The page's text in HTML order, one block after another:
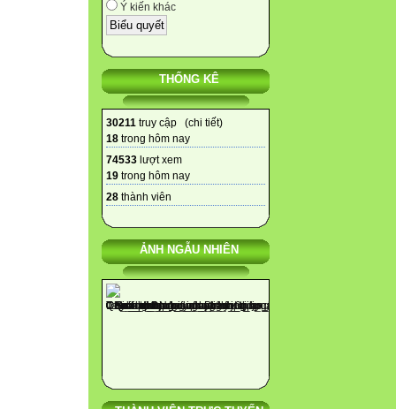
Ý kiến khác
THỐNG KÊ
30211 truy cập (chi tiết)
18 trong hôm nay
74533 lượt xem
19 trong hôm nay
28 thành viên
ẢNH NGẪU NHIÊN